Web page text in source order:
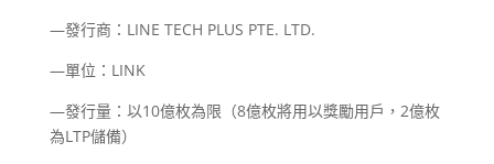
—發行商：LINE TECH PLUS PTE. LTD.
—單位：LINK
—發行量：以10億枚為限（8億枚將用以獎勵用戶，2億枚
為LTP儲備）